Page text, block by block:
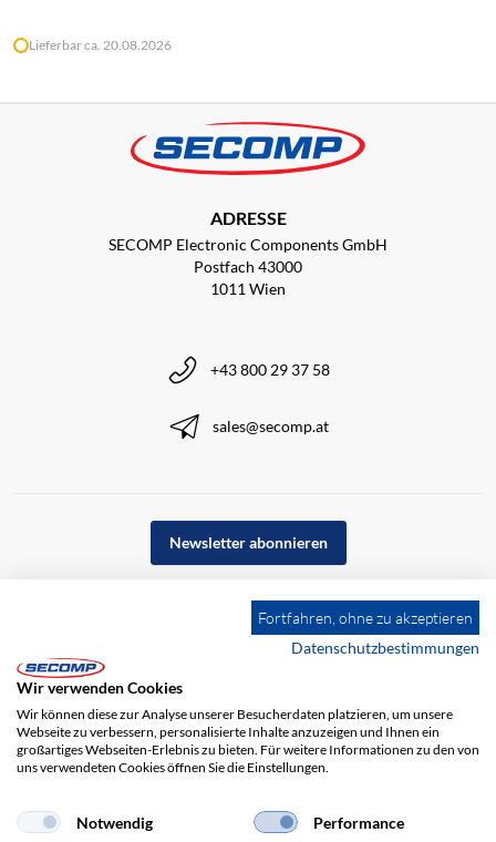
Lieferbar ca. 20.08.2026
ADRESSE
SECOMP Electronic Components GmbH
Postfach 43000
1011 Wien
+43 800 29 37 58
sales@secomp.at
Newsletter abonnieren
Impressum AGB Haftungsausschluss Datenschutz
Fortfahren, ohne zu akzeptieren
Datenschutzbestimmungen
Wir verwenden Cookies
Wir können diese zur Analyse unserer Besucherdaten platzieren, um unsere
Webseite zu verbessern, personalisierte Inhalte anzuzeigen und Ihnen ein
großartiges Webseiten-Erlebnis zu bieten. Für weitere Informationen zu den von
uns verwendeten Cookies öffnen Sie die Einstellungen.
Notwendig Performance